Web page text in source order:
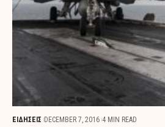
ΕΙΔΗΣΕΙΣ DECEMBER 7, 2016 4 MIN READ